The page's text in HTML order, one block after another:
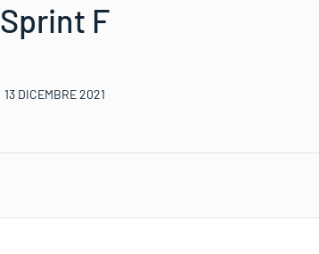
Sprint F
13 DICEMBRE 2021